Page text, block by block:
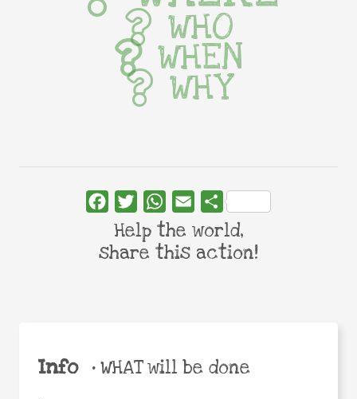
Info •WHAT will be done
WHO
WHEN
WHY
FacebookTwitterWhatsApp
Email Share
Help the world,
share this action!